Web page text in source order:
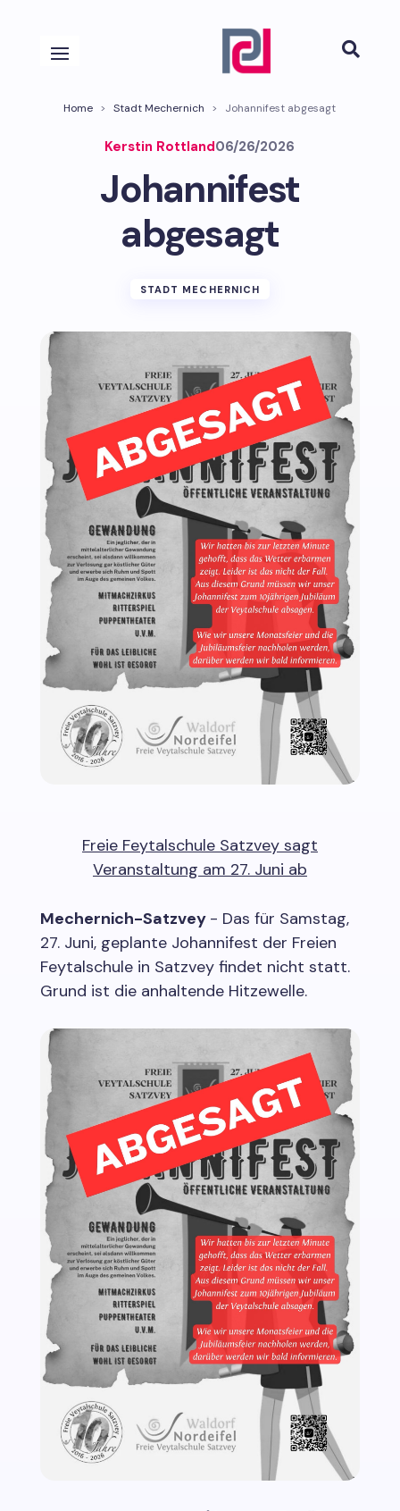

Home > Stadt Mechernich > Johannifest abgesagt
Kerstin Rottland06/26/2026
Johannifest
abgesagt
STADT MECHERNICH
Freie Feytalschule Satzvey sagt
Veranstaltung am 27. Juni ab
Mechernich-Satzvey - Das für Samstag,
27. Juni, geplante Johannifest der Freien
Feytalschule in Satzvey findet nicht statt.
Grund ist die anhaltende Hitzewelle.